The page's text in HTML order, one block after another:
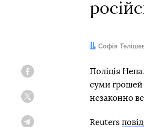
Автор:
Софія
Поліція
суми грошей
незаконно
Reuters